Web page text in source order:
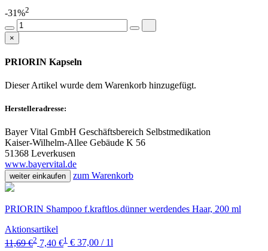
-31%2
×
PRIORIN Kapseln
Dieser Artikel wurde dem Warenkorb hinzugefügt.
Herstelleradresse:
Bayer Vital GmbH Geschäftsbereich Selbstmedikation
Kaiser-Wilhelm-Allee Gebäude K 56
51368 Leverkusen
www.bayervital.de
weiter einkaufen zum Warenkorb
PRIORIN Shampoo f.kraftlos.dünner werdendes Haar, 200 ml
Aktionsartikel
11,69 €2 7,40 €1 € 37,00 / 1l